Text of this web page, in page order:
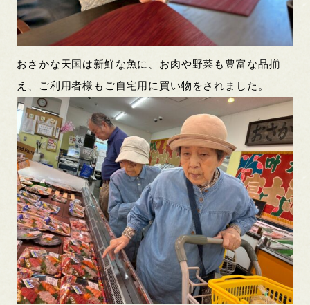
おさかな天国は新鮮な魚に、お肉や野菜も豊富な品揃
え、ご利用者様もご自宅用に買い物をされました。